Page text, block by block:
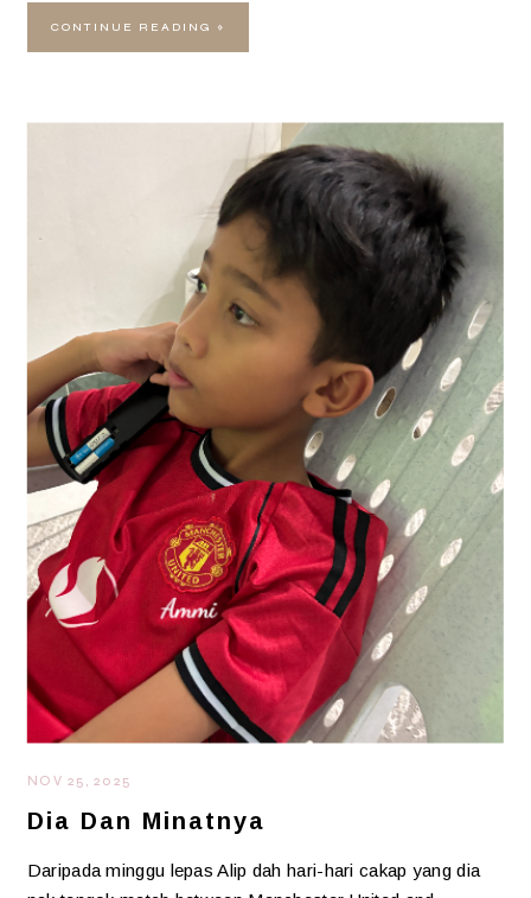
CONTINUE READING »
NOV 25, 2025
Dia Dan Minatnya
Daripada minggu lepas Alip dah hari-hari cakap yang dia